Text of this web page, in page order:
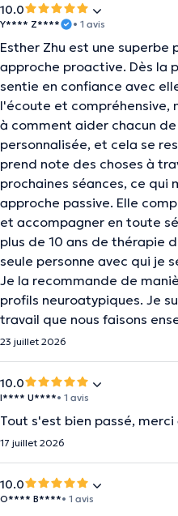
10.0
Y**** Z**** • 1 avis
Esther Zhu est une superbe
approche proactive. Dès la
sentie en confiance avec
l'écoute et compréhensive,
à comment aider chacun
personnalisée, et cela se
prend note des choses à
prochaines séances, ce qui
approche passive. Elle
et accompagner en toute
plus de 10 ans de thérapie
seule personne avec qui je
Je la recommande de
profils neuroatypiques. Je
travail que nous faisons
23 juillet 2026
10.0
I**** U****• 1 avis
Tout s'est bien passé, merci
17 juillet 2026
10.0
O**** B****• 1 avis